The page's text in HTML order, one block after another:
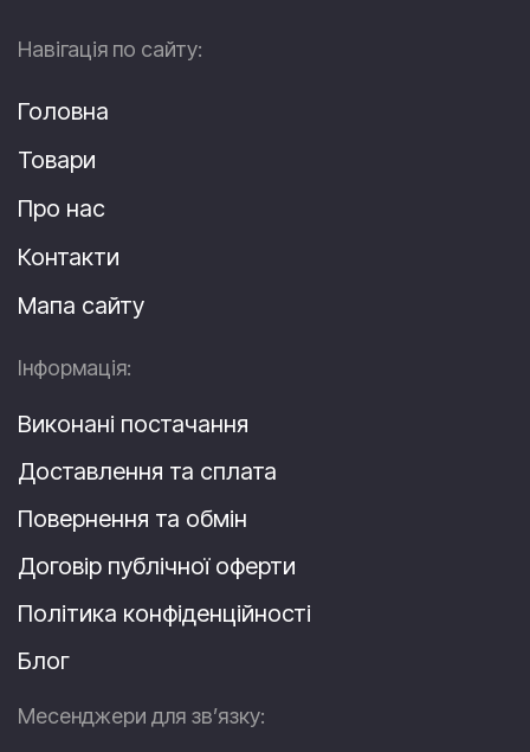
Навігація по сайту:
Головна
Товари
Про нас
Контакти
Мапа сайту
Інформація:
Виконані постачання
Доставлення та сплата
Повернення та обмін
Договір публічної оферти
Політика конфіденційності
Блог
Месенджери для зв’язку: